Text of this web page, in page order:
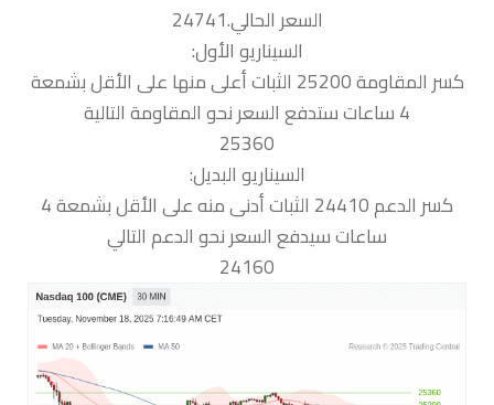
السعر الحالي.24741
السيناريو الأول:
كسر المقاومة 25200 الثبات أعلى منها على الأقل بشمعة
4 ساعات ستدفع السعر نحو المقاومة التالية
25360
السيناريو البديل:
كسر الدعم 24410 الثبات أدنى منه على الأقل بشمعة 4
ساعات سيدفع السعر نحو الدعم التالي
24160